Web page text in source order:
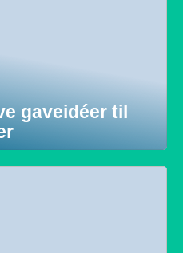
gaveidéer til